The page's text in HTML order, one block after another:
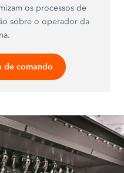
os processos de
sobre o operador da
de comando